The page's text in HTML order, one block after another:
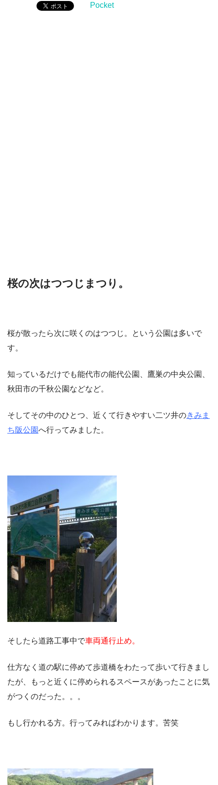
Pocket
桜の次はつつじまつり。
桜が散ったら次に咲くのはつつじ。という公園は多いで
す。
知っているだけでも能代市の能代公園、鷹巣の中央公園、
秋田市の千秋公園などなど。
そしてその中のひとつ、近くて行きやすい二ツ井のきみま
ち阪公園へ行ってみました。
そしたら道路工事中で車両通行止め。
仕方なく道の駅に停めて歩道橋をわたって歩いて行きまし
たが、もっと近くに停められるスペースがあったことに気
がつくのだった。。。
もし行かれる方。行ってみればわかります。苦笑